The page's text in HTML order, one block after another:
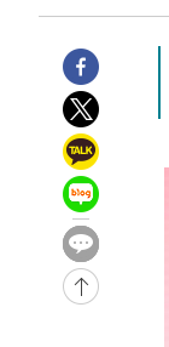
-3359초 전 >[속
태 후임
4분 전 >[속보]국
-30590초 전 >
하향수정 (2보)
-30038초 전 >
[
-25901초 전 >
실천"
-24986초 전 >
운드는 임시"
-16554초 전 >
"
-16518초 전 >
[
선포
-16481초 전 >
[